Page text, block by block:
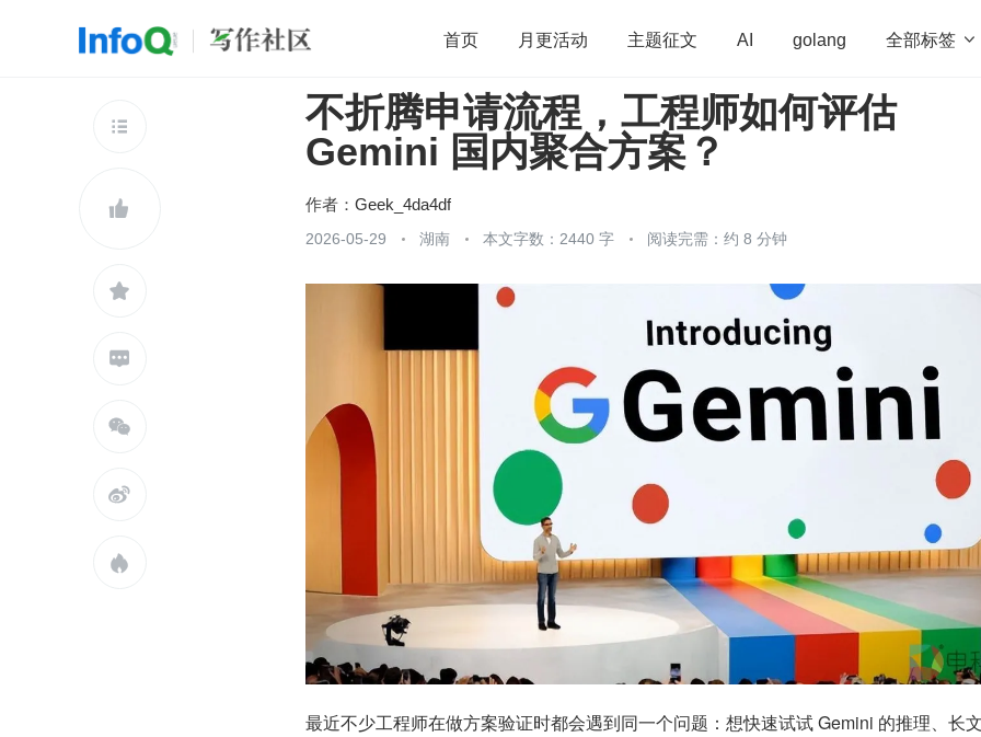
首页 月更活动 主题征文 AI golang 全部标签 
开源 架构 OpenHarmony 算法 学习方法 Web3.0
团队管理 程序员 运维 深度思考
查看更多







不折腾申请流程，工程师如何评估
Gemini 国内聚合方案？
作者： Geek_4da4df
2026-05-29 湖南 本文字数：2440 字 阅读完需：约 8 分钟
最近不少工程师在做方案验证时都会遇到同一个问题：想快速试试 Gemini 的推理、长